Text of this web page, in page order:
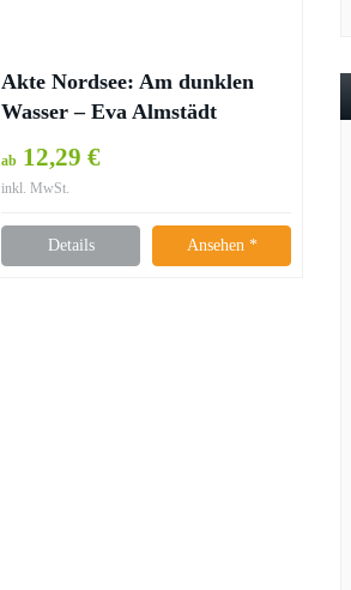
Akte Nordsee: Am dunklen
Wasser – Eva Almstädt
ab12,29 €
inkl. MwSt.
Details Ansehen *